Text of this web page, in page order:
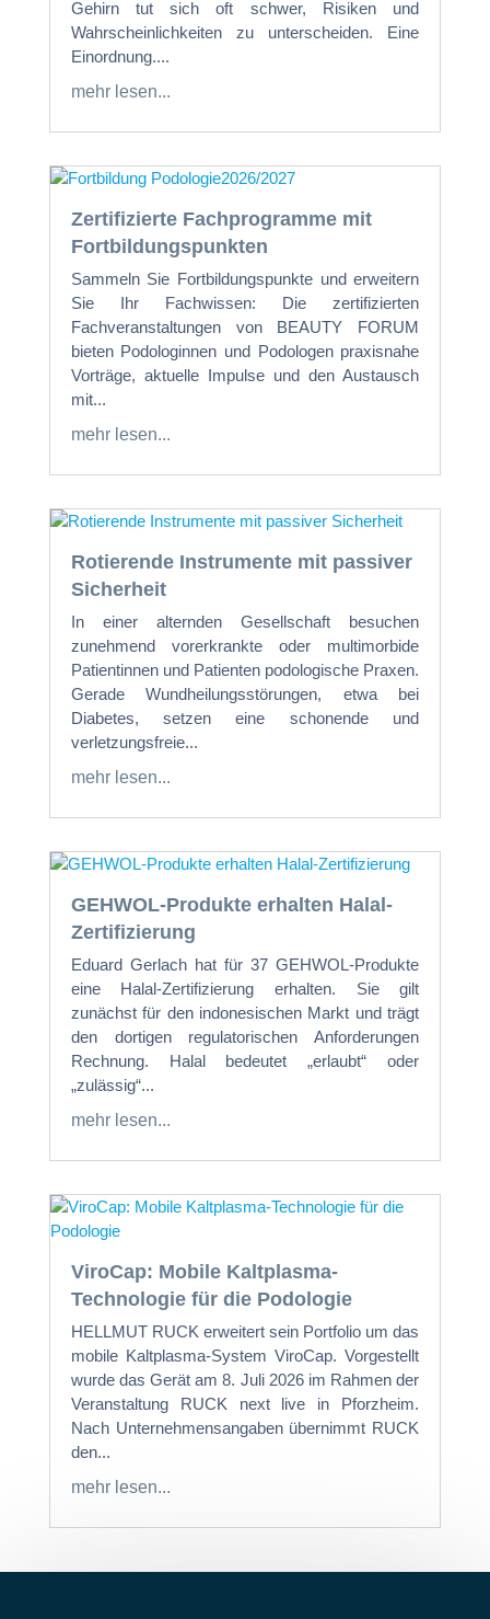
Gehirn tut sich oft schwer, Risiken und
Wahrscheinlichkeiten zu unterscheiden. Eine
Einordnung....
mehr lesen...
Zertifizierte Fachprogramme mit
Fortbildungspunkten
Sammeln Sie Fortbildungspunkte und erweitern
Sie Ihr Fachwissen: Die zertifizierten
Fachveranstaltungen von BEAUTY FORUM
bieten Podologinnen und Podologen praxisnahe
Vorträge, aktuelle Impulse und den Austausch
mit...
mehr lesen...
Rotierende Instrumente mit passiver
Sicherheit
In einer alternden Gesellschaft besuchen
zunehmend vorerkrankte oder multimorbide
Patientinnen und Patienten podologische Praxen.
Gerade Wundheilungsstörungen, etwa bei
Diabetes, setzen eine schonende und
verletzungsfreie...
mehr lesen...
GEHWOL-Produkte erhalten Halal-
Zertifizierung
Eduard Gerlach hat für 37 GEHWOL-Produkte
eine Halal-Zertifizierung erhalten. Sie gilt
zunächst für den indonesischen Markt und trägt
den dortigen regulatorischen Anforderungen
Rechnung. Halal bedeutet „erlaubt“ oder
„zulässig“...
mehr lesen...
ViroCap: Mobile Kaltplasma-
Technologie für die Podologie
HELLMUT RUCK erweitert sein Portfolio um das
mobile Kaltplasma-System ViroCap. Vorgestellt
wurde das Gerät am 8. Juli 2026 im Rahmen der
Veranstaltung RUCK next live in Pforzheim.
Nach Unternehmensangaben übernimmt RUCK
den...
mehr lesen...